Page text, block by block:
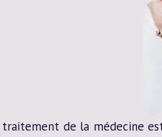
de la médecine